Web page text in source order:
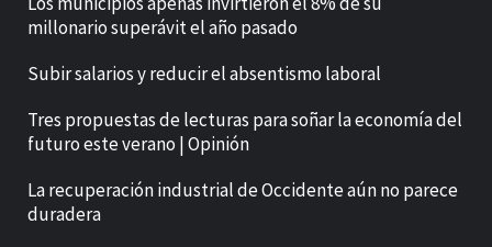
millonario superávit el año pasado
Subir salarios y reducir el absentismo laboral
Tres propuestas de lecturas para soñar la economía del
futuro este verano | Opinión
La recuperación industrial de Occidente aún no parece
duradera